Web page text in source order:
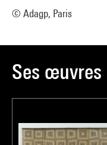
© Adagp, Paris
Ses œuvres